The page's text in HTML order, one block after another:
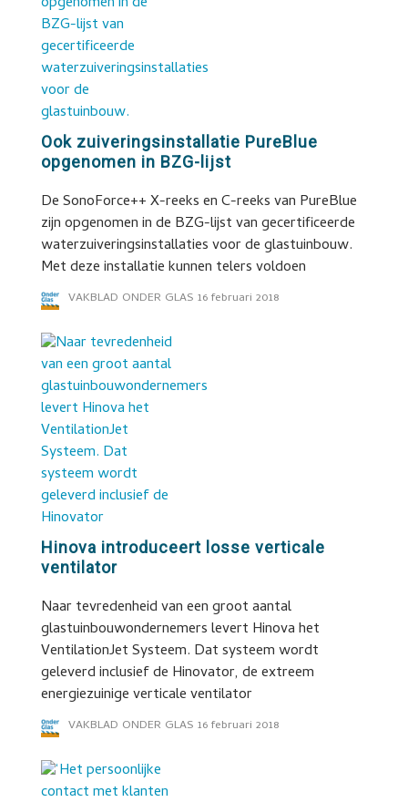
Ook zuiveringsinstallatie PureBlue
opgenomen in BZG-lijst
De SonoForce++ X-reeks en C-reeks van PureBlue
zijn opgenomen in de BZG-lijst van gecertificeerde
waterzuiveringsinstallaties voor de glastuinbouw.
Met deze installatie kunnen telers voldoen
VAKBLAD ONDER GLAS 16 februari 2018
Hinova introduceert losse verticale
ventilator
Naar tevredenheid van een groot aantal
glastuinbouwondernemers levert Hinova het
VentilationJet Systeem. Dat systeem wordt
geleverd inclusief de Hinovator, de extreem
energiezuinige verticale ventilator
VAKBLAD ONDER GLAS 16 februari 2018